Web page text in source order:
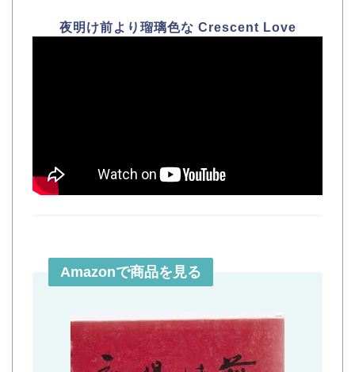
夜明け前より瑠璃色な Crescent Love
Amazonで商品を見る